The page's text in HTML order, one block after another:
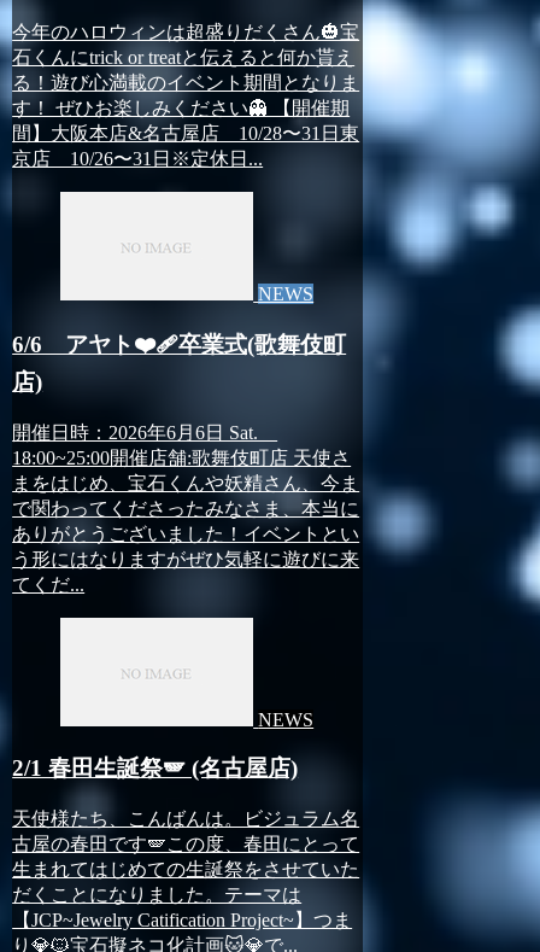
今年のハロウィンは超盛りだくさん🎃宝
石くんにtrick or treatと伝えると何か貰え
る！遊び心満載のイベント期間となりま
す！ ぜひお楽しみください👻 【開催期
間】大阪本店&名古屋店 10/28〜31日東
京店 10/26〜31日※定休日...
NEWS
6/6 アヤト❤️‍🩹卒業式(歌舞伎町
店)
開催日時：2026年6月6日 Sat.
18:00~25:00開催店舗:歌舞伎町店 天使さ
まをはじめ、宝石くんや妖精さん、今ま
で関わってくださったみなさま、本当に
ありがとうございました！イベントとい
う形にはなりますがぜひ気軽に遊びに来
てくだ...
NEWS
2/1 春田生誕祭🪽 (名古屋店)
天使様たち、こんばんは。ビジュラム名
古屋の春田です🪽この度、春田にとって
生まれてはじめての生誕祭をさせていた
だくことになりました。テーマは
【JCP~Jewelry Catification Project~】つま
り💎🐱宝石擬ネコ化計画🐱💎で...